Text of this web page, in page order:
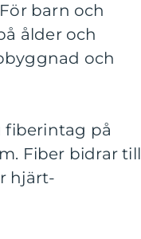
barn och
ålder och
och
fiberintag på
Fiber bidrar till
hjärt-